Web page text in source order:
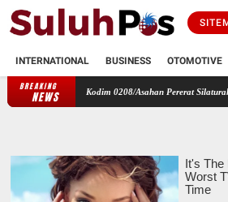
INTERNATIONAL BUSINESS OTOMOTIVE
BREAKING
NEWS
Kodim 0208/Asahan Pererat Silaturahmi Lewat